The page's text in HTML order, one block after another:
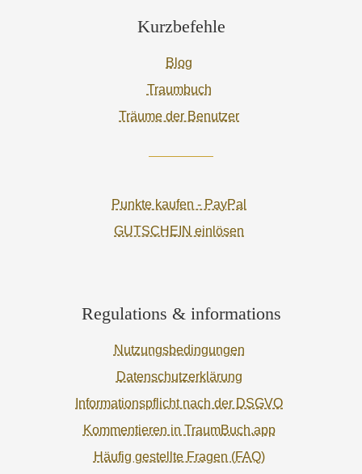
Kurzbefehle
Blog
Traumbuch
Träume der Benutzer
Punkte kaufen - PayPal
GUTSCHEIN einlösen
Regulations & informations
Nutzungsbedingungen
Datenschutzerklärung
Informationspflicht nach der DSGVO
Kommentieren in TraumBuch.app
Häufig gestellte Fragen (FAQ)